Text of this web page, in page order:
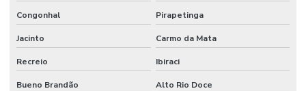
Congonhal Pirapetinga
Jacinto Carmo da Mata
Recreio Ibiraci
Bueno Brandão Alto Rio Doce